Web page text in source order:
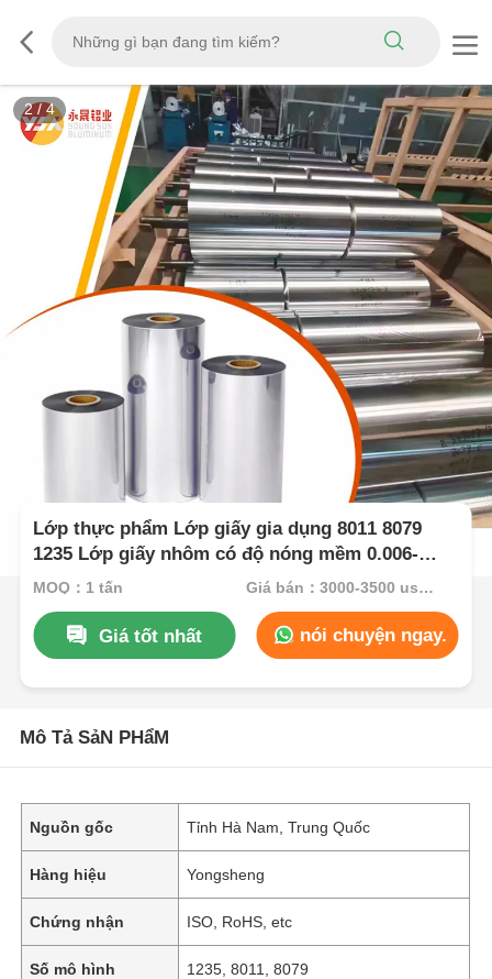
3/ 4
Lớp thực phẩm Lớp giấy gia dụng 8011 8079
1235 Lớp giấy nhôm có độ nóng mềm 0.006-
0.07mm Để nướng BBQ Bao bì thực phẩm Một
MOQ：1 tấn Giá bán：3000-3500 usd/ton
Giá tốt nhất nói chuyện ngay.
Mô Tả SảN PHẩM
Nguồn gốc Tỉnh Hà Nam, Trung Quốc
Hàng hiệu Yongsheng
Chứng nhận ISO, RoHS, etc
Số mô hình 1235, 8011, 8079